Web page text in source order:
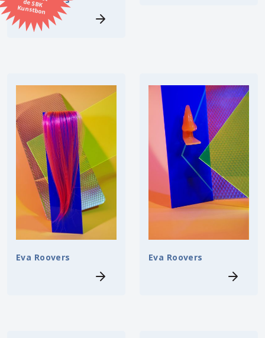
Kunstbon
Kunstenaar
Orientatie
Kleur
Zoeken
Kerncollectie
9 items.
Pagina:
Eva Roovers Eva Roovers